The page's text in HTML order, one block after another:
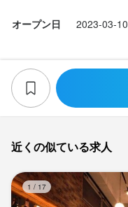
オープン日 2023-03-10
近くの似ている求人
1 / 17